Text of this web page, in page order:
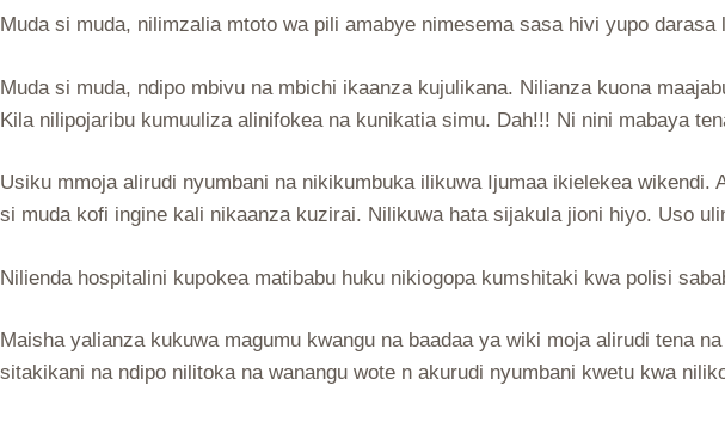
Muda si muda, nilimzalia mtoto wa pili amabye nimesema sasa hivi yupo darasa
Muda si muda, ndipo mbivu na mbichi ikaanza kujulikana. Nilianza kuona
Kila nilipojaribu kumuuliza alinifokea na kunikatia simu. Dah!!! Ni nini mabaya
Usiku mmoja alirudi nyumbani na nikikumbuka ilikuwa Ijumaa ikielekea
si muda kofi ingine kali nikaanza kuzirai. Nilikuwa hata sijakula jioni hiyo. Uso
Nilienda hospitalini kupokea matibabu huku nikiogopa kumshitaki kwa polisi
Maisha yalianza kukuwa magumu kwangu na baadaa ya wiki moja alirudi tena
sitakikani na ndipo nilitoka na wanangu wote n akurudi nyumbani kwetu kwa